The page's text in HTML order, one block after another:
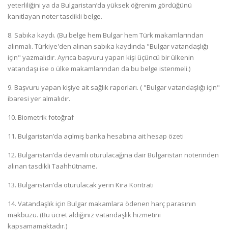
yeterliliğini ya da Bulgaristan’da yüksek öğrenim gördüğünü
kanıtlayan noter tasdikli belge.
8. Sabıka kaydı. (Bu belge hem Bulgar hem Türk makamlarından
alınmalı. Türkiye'den alınan sabıka kaydında "Bulgar vatandaşlığı
için" yazmalıdır. Ayrıca başvuru yapan kişi üçüncü bir ülkenin
vatandaşı ise o ülke makamlarından da bu belge istenmeli.)
9. Başvuru yapan kişiye ait sağlık raporları. ( "Bulgar vatandaşlığı için"
ibaresi yer almalıdır.
10. Biometrik fotoğraf
11. Bulgaristan’da açılmış banka hesabına ait hesap özeti
12. Bulgaristan’da devamlı oturulacağına dair Bulgaristan noterinden
alınan tasdikli Taahhütname.
13. Bulgaristan’da oturulacak yerin Kira Kontratı
14. Vatandaşlık için Bulgar makamlara ödenen harç parasının
makbuzu. (Bu ücret aldığınız vatandaşlık hizmetini
kapsamamaktadır.)